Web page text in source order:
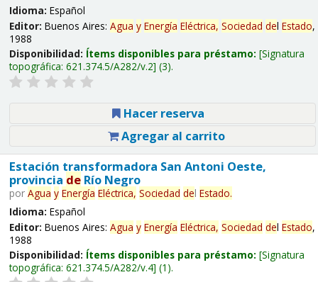
Idioma: Español
Editor: Buenos Aires: Agua y Energía Eléctrica, Sociedad del Estado,
1988
Disponibilidad: Ítems disponibles para préstamo: Signatura
topográfica: 621.374.5/A282/v.2 (3).
Hacer reserva
Agregar al carrito
Estación transformadora San Antoni Oeste,
provincia deRío Negro
por Agua y Energía Eléctrica, Sociedad del Estado.
Idioma: Español
Editor: Buenos Aires: Agua y Energía Eléctrica, Sociedad del Estado,
1988
Disponibilidad: Ítems disponibles para préstamo: Signatura
topográfica: 621.374.5/A282/v.4 (1).